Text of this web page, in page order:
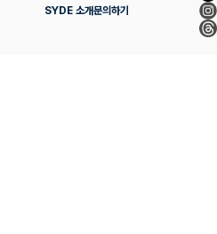
SYDE 소개문의하기